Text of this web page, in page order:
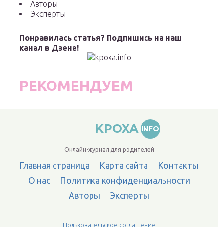
Авторы
Эксперты
Понравилась статья? Подпишись на наш
канал в Дзене!
РЕКОМЕНДУЕМ
KPOXA INFO
Онлайн-журнал для родителей
Главная страница Карта сайта
Контакты
О нас
Политика конфиденциальности
Авторы
Эксперты
Пользовательское соглашение